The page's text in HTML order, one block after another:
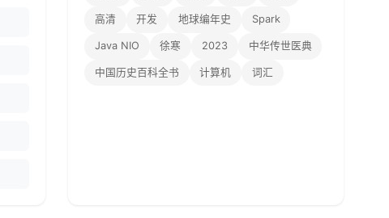
高清 开发 地球编年史 Spark
Java NIO 徐寒 2023 中华传世医典
中国历史百科全书 计算机 词汇